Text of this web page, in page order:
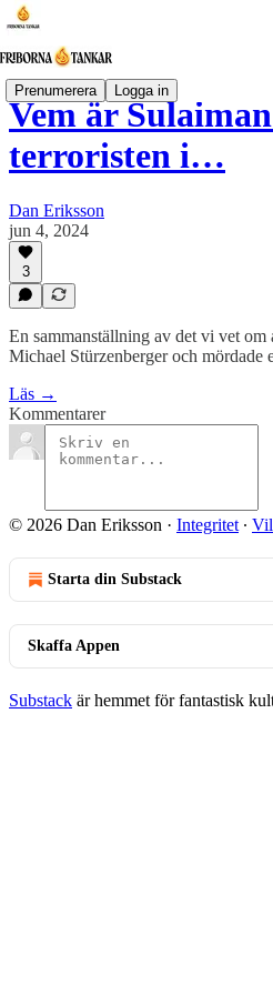
Prenumerera Logga in
Vem är
terroristen i…
Dan Eriksson
jun 4, 2024
3
En sammanställning av det vi vet om
Michael Stürzenberger och mördade
Läs →
Kommentarer
© 2026 Dan Eriksson · Integritet ∙
Starta din Substack
Skaffa Appen
Substack är hemmet för fantastisk